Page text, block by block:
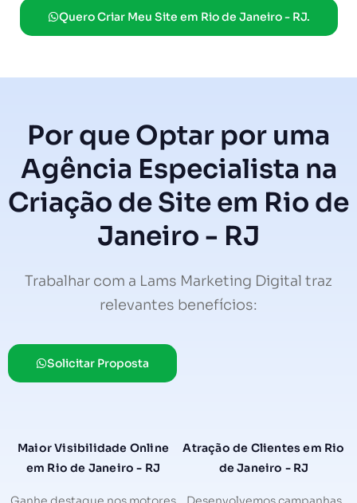
Quero Criar Meu Site em Rio de Janeiro - RJ.
Por que Optar por uma
Agência Especialista na
Criação de Site em Rio de
Janeiro - RJ
Trabalhar com a Lams Marketing Digital traz
relevantes benefícios:
Solicitar Proposta
Maior Visibilidade Online
em Rio de Janeiro - RJ
Atração de Clientes em Rio
de Janeiro - RJ